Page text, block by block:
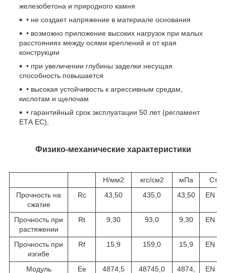
железобетона и природного камня
• не создает напряжение в материале основания
• возможно приложение высоких нагрузок при малых
расстояниях между осями креплений и от края
конструкции
• при увеличении глубины заделки несущая
способность повышается
• высокая устойчивость к агрессивным средам,
кислотам и щелочам
• гарантийный срок эксплуатации 50 лет (регламент
ЕТА ЕС),
Физико-механические характеристики
Н/мм2 кгс/см2 мПа
Прочность на
сжатие
Rc 43,50 435,0 43,50 EN
Прочность при
растяжении
Rt 9,30 93,0 9,30 EN
Прочность при
изгибе
Rf 15,9 159,0 15,9 EN
Модуль Ee 4874,5 48745,0 4874, EN